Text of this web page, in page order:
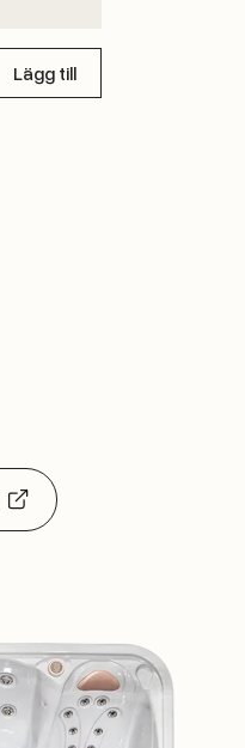
Lägg till